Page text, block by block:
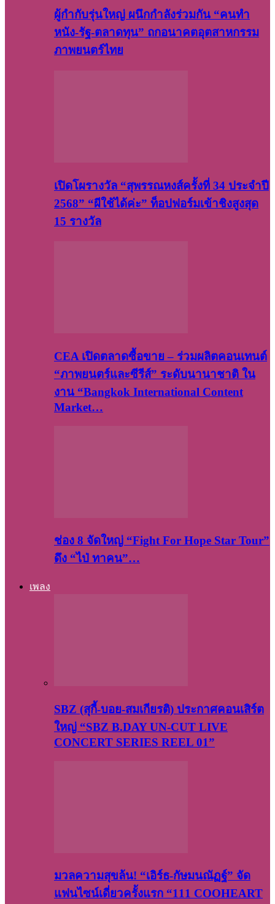
ผู้กำกับรุ่นใหญ่ ผนึกกำลังร่วมกัน “คนทำ
หนัง-รัฐ-ตลาดทุน” ถกอนาคตอุตสาหกรรม
ภาพยนตร์ไทย
เปิดโผรางวัล “สุพรรณหงส์ครั้งที่ 34 ประจำปี
2568” “ผีใช้ได้ค่ะ” ท็อปฟอร์มเข้าชิงสูงสุด
15 รางวัล
CEA เปิดตลาดซื้อขาย – ร่วมผลิตคอนเทนต์
“ภาพยนตร์และซีรีส์” ระดับนานาชาติ ใน
งาน “Bangkok International Content
Market…
ช่อง 8 จัดใหญ่ “Fight For Hope Star Tour”
ดึง “ไป่ ทาคน”…
เพลง
SBZ (สุกี้-บอย-สมเกียรติ) ประกาศคอนเสิร์ต
ใหญ่ “SBZ B.DAY UN-CUT LIVE
CONCERT SERIES REEL 01”
มวลความสุขล้น! “เอิร์ธ-กัษมนณัฏฐ์” จัด
แฟนไซน์เดี่ยวครั้งแรก “111 COOHEART